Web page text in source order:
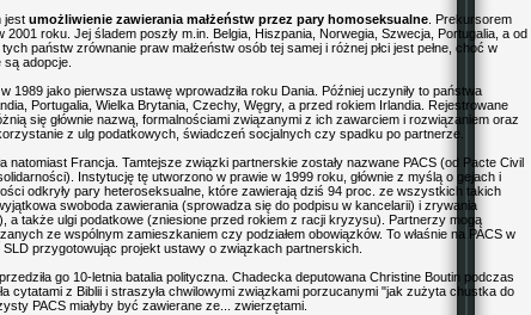
jest umożliwienie zawierania małżeństw przez pary homoseksualne. Prekursorem
2001 roku. Jej śladem poszły m.in. Belgia, Hiszpania, Norwegia, Szwecja, Portugalia, a od
państw zrównanie praw małżeństw osób tej samej i różnej płci jest pełne, choć w
są adopcje.
w 1989 jako pierwsza ustawę wprowadziła roku Dania. Później uczyniły to państwa
Portugalia, Wielka Brytania, Czechy, Węgry, a przed rokiem Irlandia. Rejestrowane
się głównie nazwą, formalnościami związanymi z ich zawarciem i rozwiązaniem oraz
z ulg podatkowych, świadczeń socjalnych czy spadku po partnerze.
natomiast Francja. Tamtejsze związki partnerskie zostały nazwane PACS (od Pacte Civil
Instytucję tę utworzono w prawie w 1999 roku, głównie z myślą o gejach i
odkryły pary heteroseksualne, które zawierają dziś 94 proc. ze wszystkich takich
swoboda zawierania (sprowadza się do podpisu w kancelarii) i zrywania
a także ulgi podatkowe (zniesione przed rokiem z racji kryzysu). Partnerzy mogą
ze wspólnym zamieszkaniem czy podziałem obowiązków. To właśnie na PACS w
SLD przygotowując projekt ustawy o związkach partnerskich.
go 10-letnia batalia polityczna. Chadecka deputowana Christine Boutin podczas
cytatami z Biblii i straszyła chwilowymi związkami porzucanymi "jak zużyta chustka do
PACS miałyby być zawierane ze... zwierzętami.